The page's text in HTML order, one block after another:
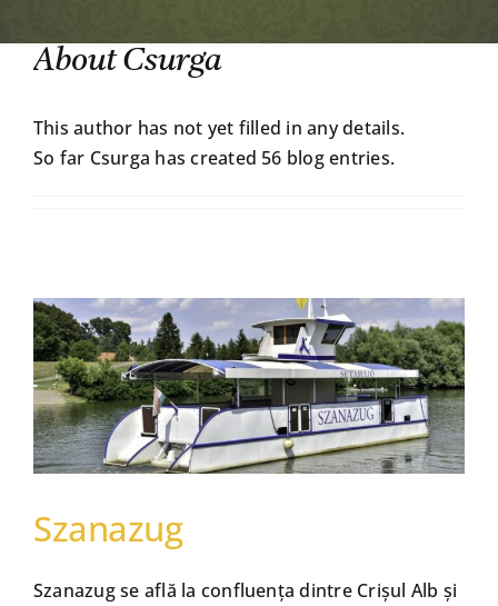
AboutCsurga
This author has not yet filled in any details.
So far Csurga has created 56 blog entries.
Szanazug
Szanazug se află la confluența dintre Crișul Alb și